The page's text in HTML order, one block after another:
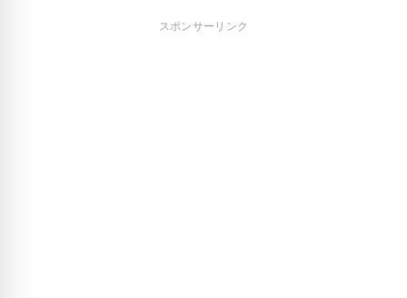
スポンサーリンク